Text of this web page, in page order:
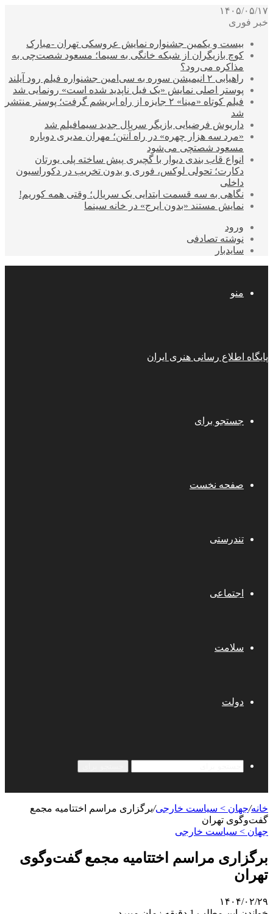
۱۴۰۵/۰۵/۱۷
خبر فوری
بیست و یکمین جشنواره نمایش عروسکی تهران -مبارک
کوچ بازیگران از شبکه خانگی به سیما؛ مسعود شصت‌چی به
مذاکره می‌رود؟
راهیابی ۲ انیمیشن سوره به سی‌امین جشنواره فیلم رود آیلند
پوستر اصلی نمایش «یک فیل ناپدید شده است» رونمایی شد
فیلم کوتاه «مینا» ۲ جایزه از راه ابریشم گرفت؛ پوستر منتشر
شد
داریوش فرضیایی بازیگر سریال جدید سیمافیلم شد
«مرد سه هزار چهره» در راه آنتن؛ مهران مدیری دوباره
مسعود شصتچی می‌شود
انواع قاب بندی دیوار با گچبری پیش ساخته پلی یورتان
دکارت؛ تحولی لوکس، فوری و بدون تخریب در دکوراسیون
داخلی
نگاهی به سه قسمت ابتدایی یک سریال؛ وقتی همه کوریم!
نمایش مستند «بدون ایرج» در خانه سینما
ورود
نوشته تصادفی
سایدبار
منو
پایگاه اطلاع رسانی هنری ایران
جستجو برای
صفحه نخست
تندرستی
اجتماعی
سلامت
دولت
خانه/جهان > سیاست خارجی/برگزاری مراسم اختتامیه مجمع
گفت‌وگوی تهران
جهان > سیاست خارجی
برگزاری مراسم اختتامیه مجمع گفت‌وگوی
تهران
۱۴۰۴/۰۲/۲۹